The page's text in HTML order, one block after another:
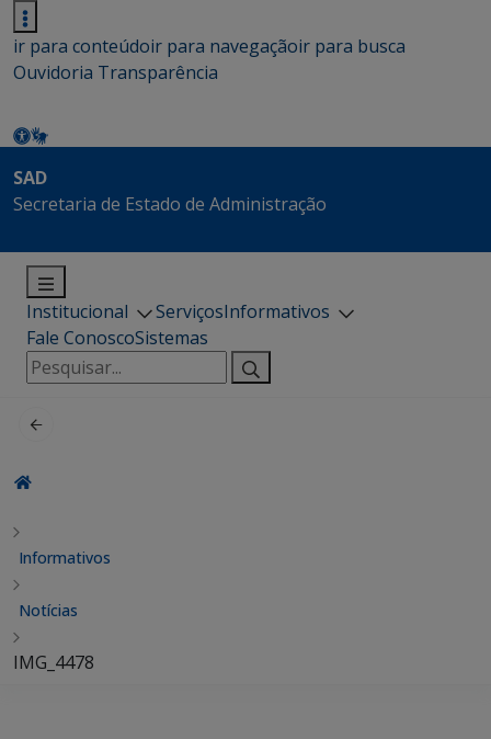
ir para conteúdoir para navegaçãoir para busca
Ouvidoria Transparência
SAD
Secretaria de Estado de Administração
Institucional ServiçosInformativos
Fale ConoscoSistemas
Pesquisar
por:
Informativos
Notícias
IMG_4478